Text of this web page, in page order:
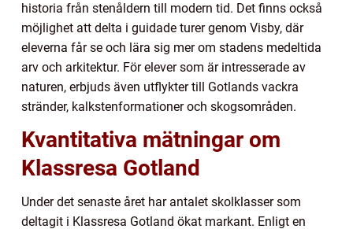
historia från stenåldern till modern tid. Det finns också
möjlighet att delta i guidade turer genom Visby, där
eleverna får se och lära sig mer om stadens medeltida
arv och arkitektur. För elever som är intresserade av
naturen, erbjuds även utflykter till Gotlands vackra
stränder, kalkstenformationer och skogsområden.
Kvantitativa mätningar om
Klassresa Gotland
Under det senaste året har antalet skolklasser som
deltagit i Klassresa Gotland ökat markant. Enligt en